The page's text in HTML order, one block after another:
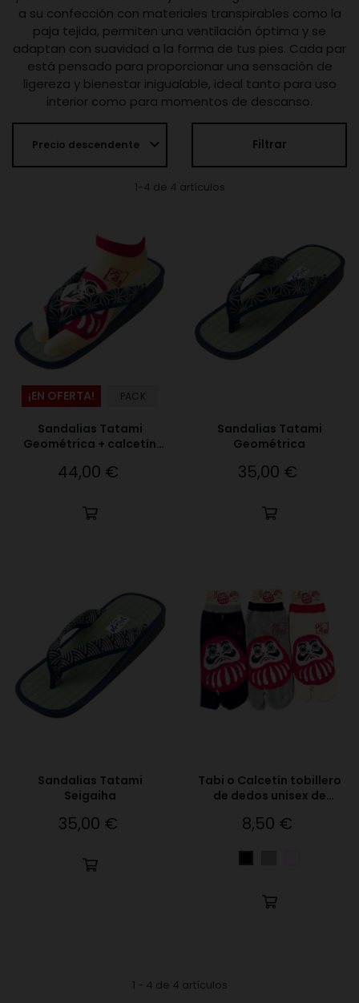
a su confección con materiales transpirables como la
paja tejida, permiten una ventilación óptima y se
adaptan con suavidad a la forma de tus pies. Cada par
está pensado para proporcionar una sensación de
ligereza y bienestar inigualable, ideal tanto para uso
interior como para momentos de descanso.
Precio descendente expand_more Filtrar
1-4 de 4 artículos
¡EN OFERTA! PACK
Sandalias Tatami
Geométrica + calcetín
Precio
44,00 €
Sandalias Tatami
Geométrica
Precio
35,00 €
Sandalias Tatami
Seigaiha
Precio
35,00 €
Tabi o Calcetín tobillero
de dedos unisex de
Precio
8,50 €
1 - 4 de 4 artículos